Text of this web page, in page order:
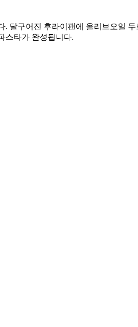
달구어진 후라이팬에 올리브오일
스타가 완성됩니다.